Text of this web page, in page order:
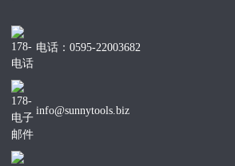
电话：0595-22003682
info@sunnytools.biz